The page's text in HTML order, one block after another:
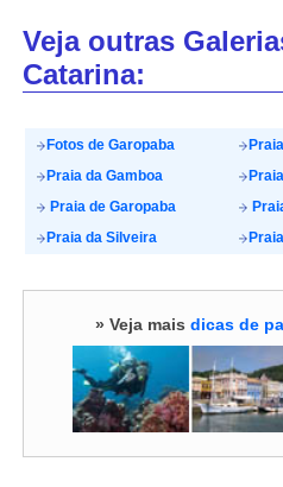
Veja outras
Catarina:
Fotos de Garopaba
Praia da Gamboa
Praia de Garopaba
Praia da Silveira
» Veja mais dicas de